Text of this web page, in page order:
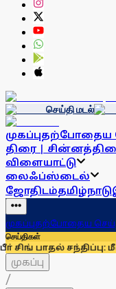
செய்தி மடல்
முகப்புதற்போதைய
திரை |
விளையாட்டு
லைஃப்ஸ்டைல்
ஜோதிடம்தமிழ்நாடு
முகப்புதற்போதைய
செய்திகள்
சந்திப்பு: மீண்டும்
முகப்பு
/